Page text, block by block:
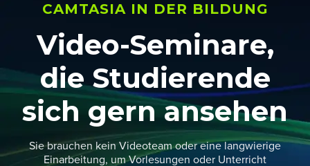
CAMTASIA IN DER BILDUNG
Video-Seminare,
die Studierende
sich gern ansehen
Sie brauchen kein Videoteam oder eine langwierige
Einarbeitung, um Vorlesungen oder Unterricht